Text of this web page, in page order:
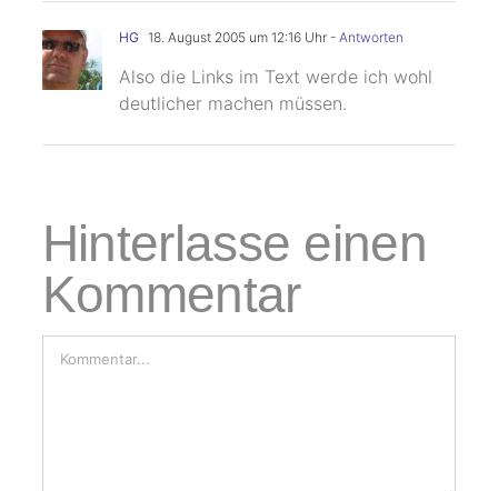
HG 18. August 2005 um 12:16 Uhr- Antworten
Also die Links im Text werde ich wohl
deutlicher machen müssen.
Hinterlasse einen
Kommentar
Kommentar